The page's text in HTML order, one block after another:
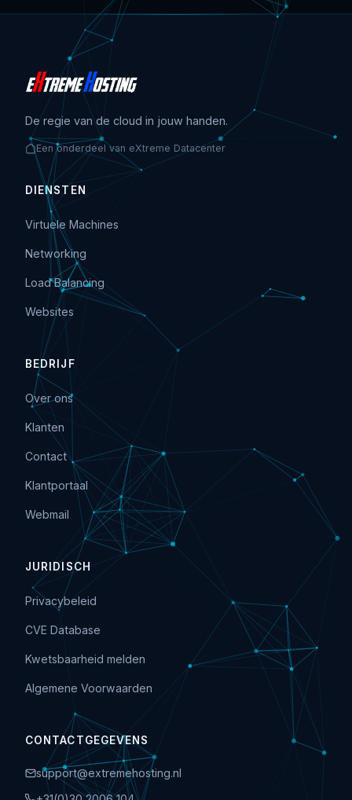
De regie van de cloud in jouw handen.
Een onderdeel van eXtreme Datacenter
DIENSTEN
Virtuele Machines
Networking
Load Balancing
Websites
BEDRIJF
Over ons
Klanten
Contact
Klantportaal
Webmail
JURIDISCH
Privacybeleid
CVE Database
Kwetsbaarheid melden
Algemene Voorwaarden
CONTACTGEGEVENS
support@extremehosting.nl